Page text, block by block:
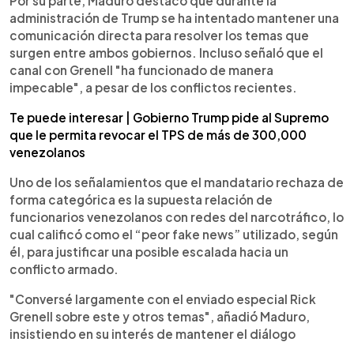
administración de Trump se ha intentado mantener una
comunicación directa para resolver los temas que
surgen entre ambos gobiernos. Incluso señaló que el
canal con Grenell "ha funcionado de manera
impecable", a pesar de los conflictos recientes.
Te puede interesar | Gobierno Trump pide al Supremo
que le permita revocar el TPS de más de 300,000
venezolanos
Uno de los señalamientos que el mandatario rechaza de
forma categórica es la supuesta relación de
funcionarios venezolanos con redes del narcotráfico, lo
cual calificó como el “peor fake news” utilizado, según
él, para justificar una posible escalada hacia un
conflicto armado.
"Conversé largamente con el enviado especial Rick
Grenell sobre este y otros temas", añadió Maduro,
insistiendo en su interés de mantener el diálogo